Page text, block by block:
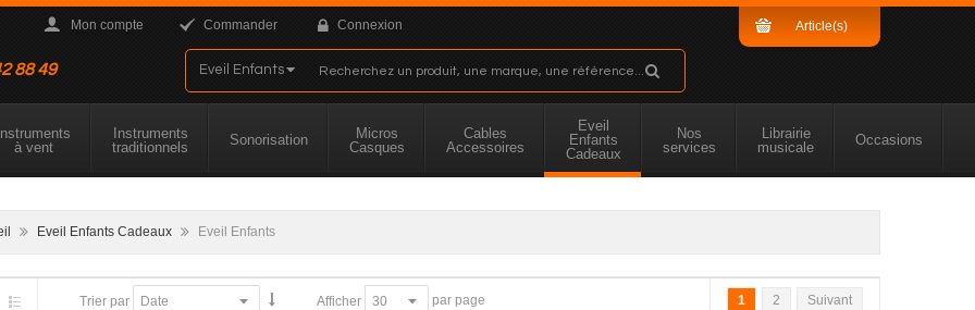
88 49
Article(s)
Mon compte Commander Connexion
à vent
Instruments
traditionnels
Sonorisation
Micros
Casques
Cables
Accessoires
Eveil
Enfants
Cadeaux
Nos
services
Librairie
musicale
Occasions
Eveil Enfants Cadeaux Eveil Enfants
Trier par Afficher par page 1 2 Suivant